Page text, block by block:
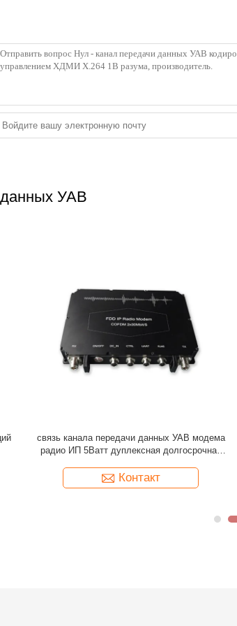
УАВ
Система радиосвязи дуплексного модема
радио ИП приемопередатчика данных
Контакт